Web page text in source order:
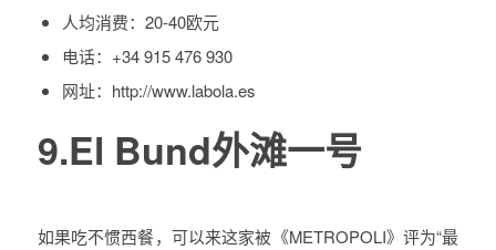
人均消费： 20-40欧元
电话： +34 915 476 930
网址： http://www.labola.es
9.El Bund外滩一号
如果吃不惯西餐，可以来这家被《METROPOLI》评为“最